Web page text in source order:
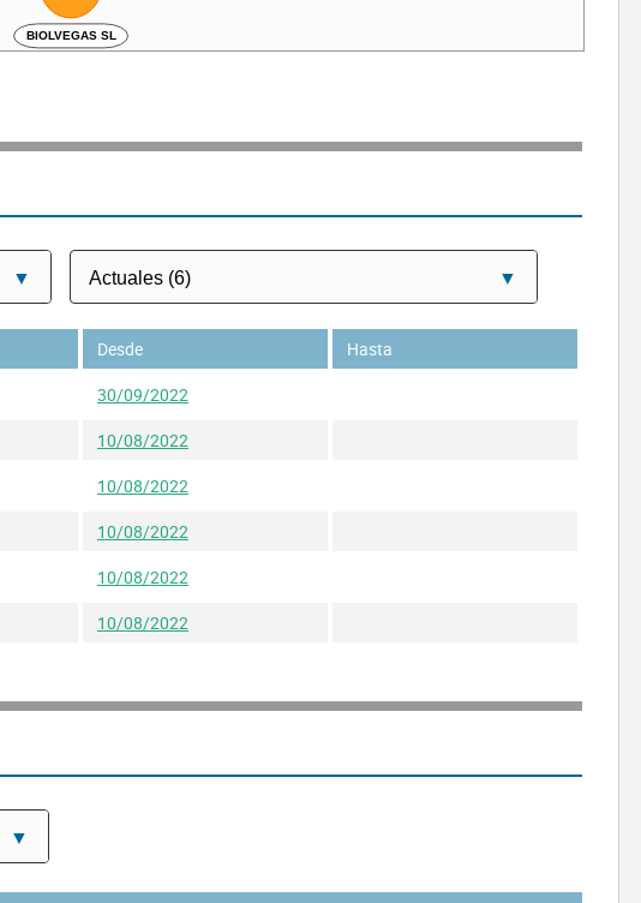
BIOLVEGAS SL
Desde
Hasta
30/09/2022
10/08/2022
10/08/2022
10/08/2022
10/08/2022
10/08/2022